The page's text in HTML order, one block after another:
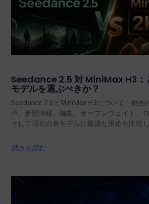
Seedance 2.5 対 MiniMax H3：
モデルを選ぶべきか？
Seedance 2.5とMiniMax H3について、動画
声、参照情報、編集、オープンウェイト、
そして現在の各モデルに最適な用途を比較し
続きを読む